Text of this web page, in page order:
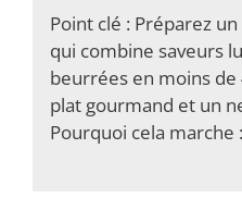
Point clé : Préparez
qui combine saveurs
beurrées en moins
plat gourmand et un
Pourquoi cela marche